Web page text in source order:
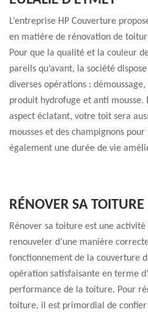
L’entreprise HP Couverture
en matière de rénovation de
Pour que la qualité et la couleur
pareils qu’avant, la société
diverses opérations :
produit hydrofuge et anti mousse.
aspect éclatant, votre toit sera
mousses et des champignons
également une durée de vie
RÉNOVER SA TOITURE
Rénover sa toiture est une
renouveler d’une manière
fonctionnement de la couverture
opération satisfaisante en terme
performance de la toiture. Pour
toiture, il est primordial de